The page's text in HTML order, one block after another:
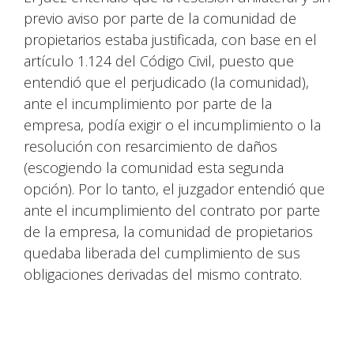
previo aviso por parte de la comunidad de
propietarios estaba justificada, con base en el
artículo 1.124 del Código Civil, puesto que
entendió que el perjudicado (la comunidad),
ante el incumplimiento por parte de la
empresa, podía exigir o el incumplimiento o la
resolución con resarcimiento de daños
(escogiendo la comunidad esta segunda
opción). Por lo tanto, el juzgador entendió que
ante el incumplimiento del contrato por parte
de la empresa, la comunidad de propietarios
quedaba liberada del cumplimiento de sus
obligaciones derivadas del mismo contrato.